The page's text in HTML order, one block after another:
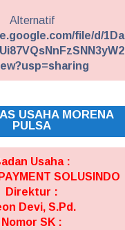
Alternatif
file/d/1Da
USAHA MORENA
PULSA
Usaha :
SOLUSINDO
Direktur :
Devi, S.Pd.
Nomor SK :